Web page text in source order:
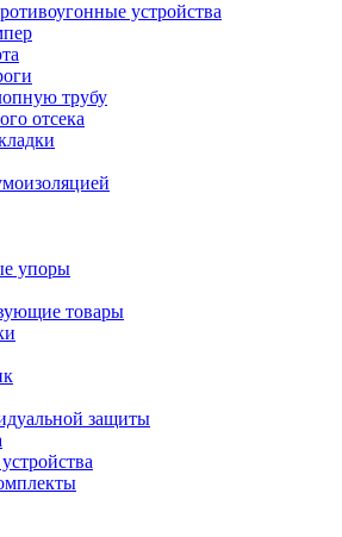
устройства
трубу
отсека
упоры
товары
защиты